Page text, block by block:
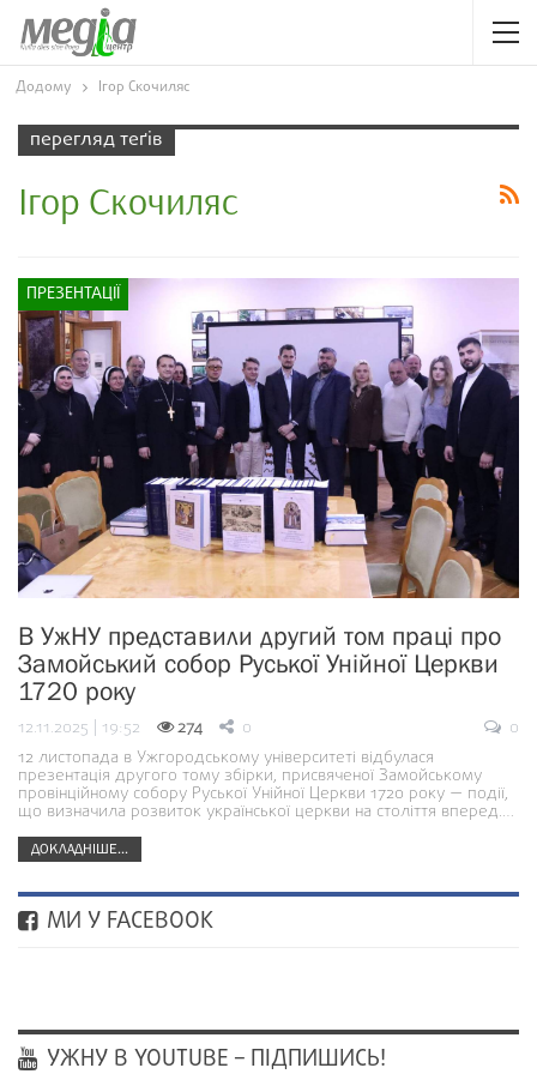
Додому Ігор Скочиляс
перегляд теґів
Ігор Скочиляс
ПРЕЗЕНТАЦІЇ
В УжНУ представили другий том праці про
Замойський собор Руської Унійної Церкви
1720 року
12.11.2025 | 19:52 274 0
0
12 листопада в Ужгородському університеті відбулася
презентація другого тому збірки, присвяченої Замойському
провінційному собору Руської Унійної Церкви 1720 року — події,
що визначила розвиток української церкви на століття вперед.…
ДОКЛАДНІШЕ...
МИ У FACEBOOK
УЖНУ В YOUTUBE – ПІДПИШИСЬ!